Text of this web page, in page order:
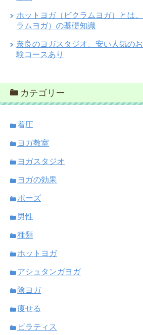
ホットヨガ（ビクラムヨガ）とは
ラムヨガ）の基礎知識
奈良のヨガスタジオ、安い人気の
験コースあり
カテゴリー
着圧
ヨガ教室
ヨガスタジオ
ヨガの効果
ポーズ
男性
種類
ホットヨガ
アシュタンガヨガ
陰ヨガ
痩せる
ピラティス